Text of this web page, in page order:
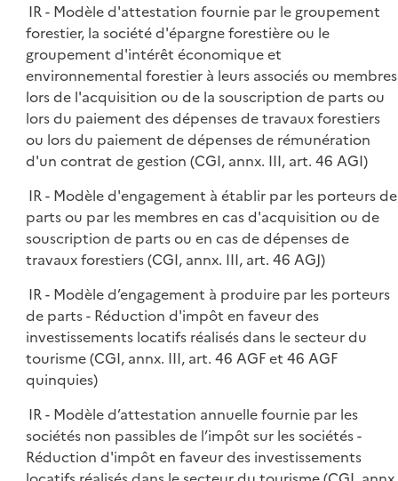
IR - Modèle d'attestation fournie par le groupement
forestier, la société d'épargne forestière ou le
groupement d'intérêt économique et
environnemental forestier à leurs associés ou membres
lors de l'acquisition ou de la souscription de parts ou
lors du paiement des dépenses de travaux forestiers
ou lors du paiement de dépenses de rémunération
d'un contrat de gestion (CGI, annx. III, art. 46 AGI)
IR - Modèle d'engagement à établir par les porteurs de
parts ou par les membres en cas d'acquisition ou de
souscription de parts ou en cas de dépenses de
travaux forestiers (CGI, annx. III, art. 46 AGJ)
IR - Modèle d’engagement à produire par les porteurs
de parts - Réduction d'impôt en faveur des
investissements locatifs réalisés dans le secteur du
tourisme (CGI, annx. III, art. 46 AGF et 46 AGF
quinquies)
IR - Modèle d’attestation annuelle fournie par les
sociétés non passibles de l’impôt sur les sociétés -
Réduction d'impôt en faveur des investissements